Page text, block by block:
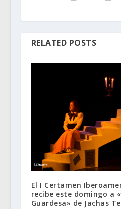
RELATED POSTS
El I Certamen
recibe este domingo a
Guardesa» de Jachas